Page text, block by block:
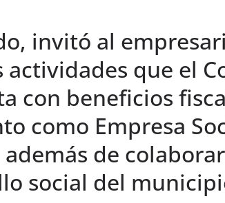
invitó al
que el
con beneficios
como Empresa
además de
social del